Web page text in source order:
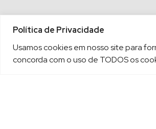
Política de Privacidade
Usamos cookies em nosso site para
concorda com o uso de TODOS os